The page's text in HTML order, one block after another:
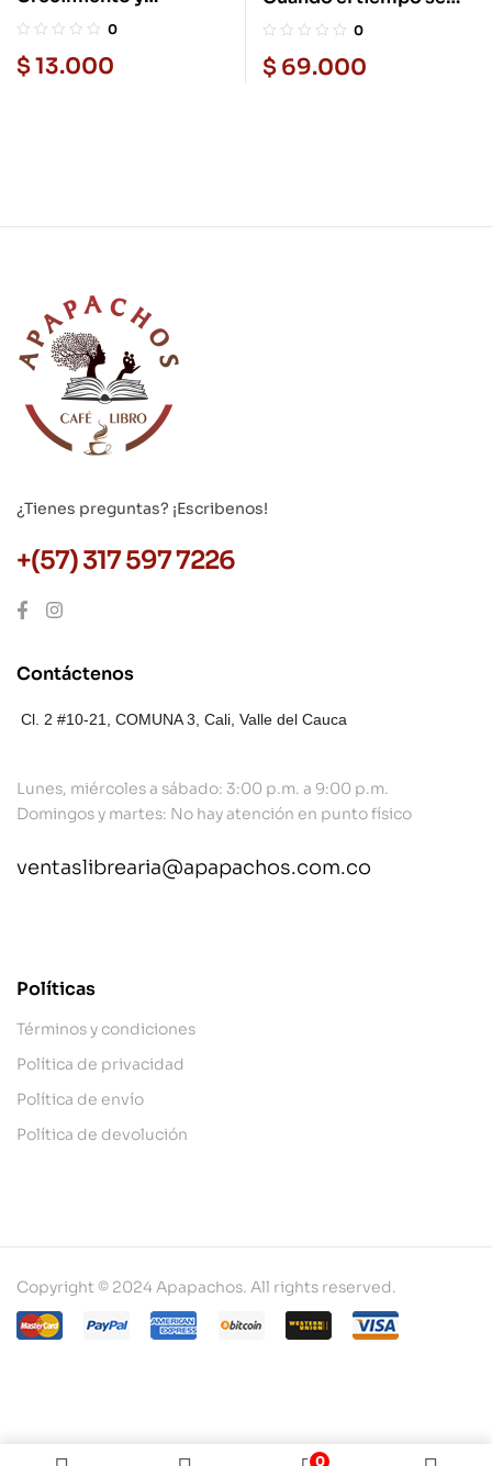
desarrollo0
$13.000
detuvo
0
$ 69.000
¿Tienes preguntas? ¡Escribenos!
+(57) 317 597 7226
Contáctenos
Cl. 2 #10-21, COMUNA 3, Cali, Valle del Cauca
Lunes, miércoles a sábado: 3:00 p.m. a 9:00 p.m.
Domingos y martes: No hay atención en punto físico
ventaslibrearia@apapachos.com.co
Políticas
Términos y condiciones
Política de privacidad
Política de envío
Política de devolución
Copyright © 2024 Apapachos. All rights reserved.
0